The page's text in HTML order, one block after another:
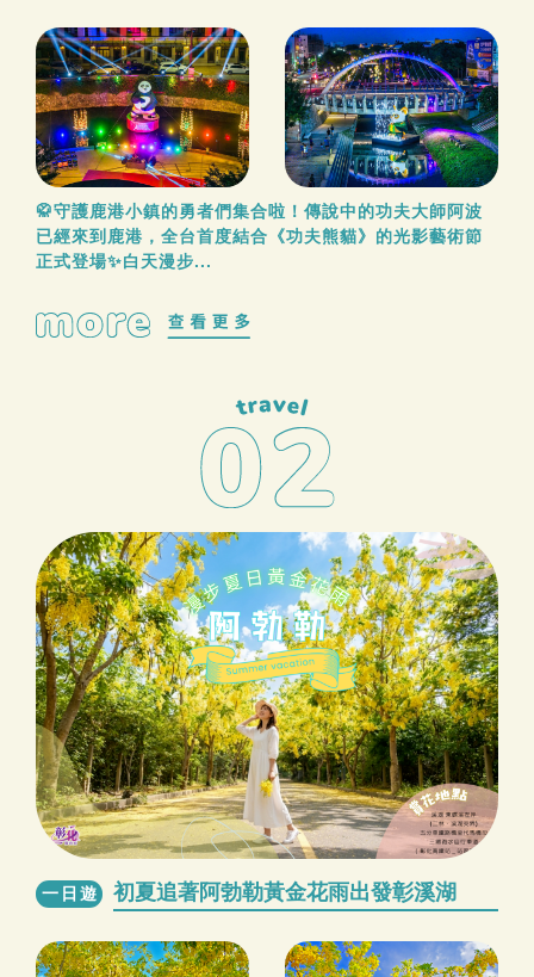
🥋守護鹿港小鎮的勇者們集合啦！傳說中的功夫大師阿波
已經來到鹿港，全台首度結合《功夫熊貓》的光影藝術節
正式登場✨白天漫步...
一日遊 初夏追著阿勃勒黃金花雨出發彰溪湖